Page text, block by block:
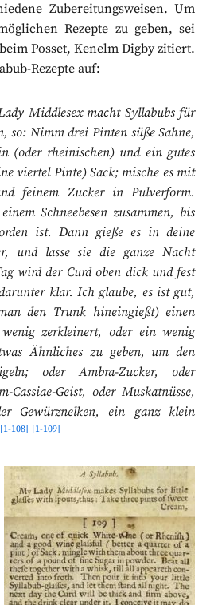
Zubereitungsweisen. Um
Rezepte zu geben, sei
Posset, Kenelm Digby zitiert.
Rezepte auf:
Middlesex macht Syllabubs für
so: Nimm drei Pinten süße Sahne,
(oder rheinischen) und ein gutes
viertel Pinte) Sack; mische es mit
feinem Zucker in Pulverform.
Schneebesen zusammen, bis
ist. Dann gieße es in deine
und lasse sie die ganze Nacht
wird der Curd oben dick und fest
klar. Ich glaube, es ist gut,
den Trunk hineingießt) einen
zerkleinert, oder ein wenig
Ähnliches zu geben, um den
oder Ambra-Zucker, oder
Cassiae-Geist, oder Muskatnüsse,
Gewürznelken, ein ganz klein
[1-108] [1-109]